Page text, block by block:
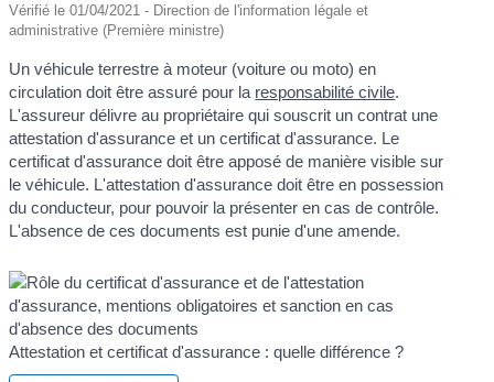
Vérifié le 01/04/2021 - Direction de l'information légale et
administrative (Première ministre)
Un véhicule terrestre à moteur (voiture ou moto) en
circulation doit être assuré pour la responsabilité civile.
L'assureur délivre au propriétaire qui souscrit un contrat une
attestation d'assurance et un certificat d'assurance. Le
certificat d'assurance doit être apposé de manière visible sur
le véhicule. L'attestation d'assurance doit être en possession
du conducteur, pour pouvoir la présenter en cas de contrôle.
L'absence de ces documents est punie d'une amende.
Attestation et certificat d'assurance : quelle différence ?